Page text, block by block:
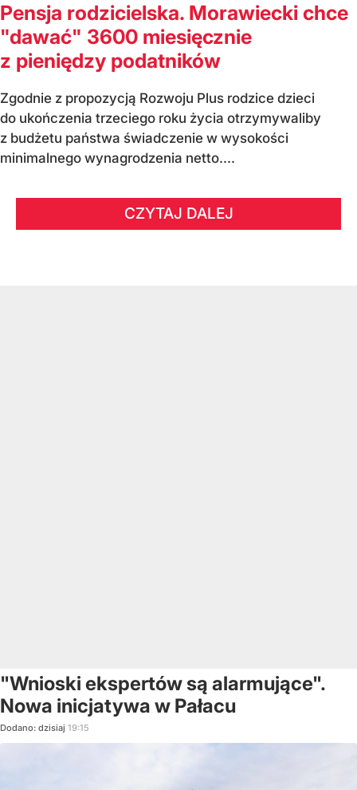
Pensja rodzicielska. Morawiecki chce
"dawać" 3600 miesięcznie
z pieniędzy podatników
Zgodnie z propozycją Rozwoju Plus rodzice dzieci
do ukończenia trzeciego roku życia otrzymywaliby
z budżetu państwa świadczenie w wysokości
minimalnego wynagrodzenia netto....
CZYTAJ DALEJ
"Wnioski ekspertów są alarmujące".
Nowa inicjatywa w Pałacu
Dodano: dzisiaj 19:15